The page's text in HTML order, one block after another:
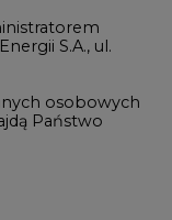
S.A., ul.
osobowych
Państwo